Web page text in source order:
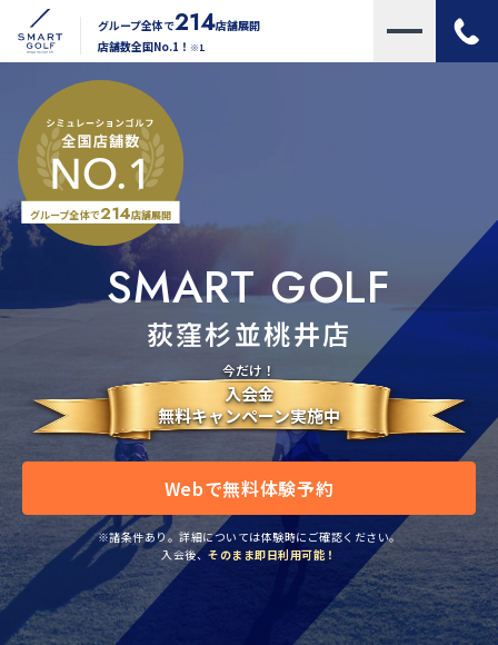
グループ全体で214店舗展開
店舗数全国No.1！ ※1
グループ全体で214店舗展開
SMART GOLF
荻窪杉並桃井店
今だけ！
入会金
無料キャンペーン実施中
Webで無料体験予約
※諸条件あり。詳細については体験時にご確認ください。
入会後、そのまま即日利用可能！